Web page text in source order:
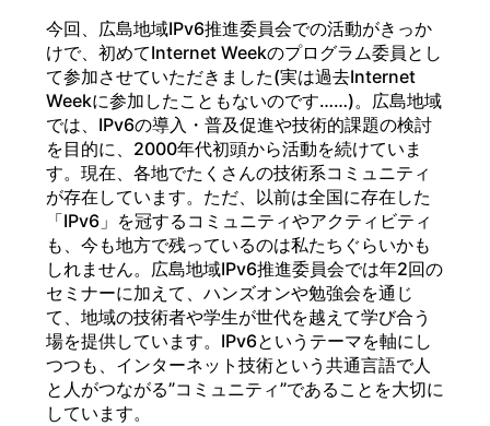
今回、広島地域IPv6推進委員会での活動がきっか
けで、初めてInternet Weekのプログラム委員とし
て参加させていただきました(実は過去Internet
Weekに参加したこともないのです……)。広島地域
では、IPv6の導入・普及促進や技術的課題の検討
を目的に、2000年代初頭から活動を続けていま
す。現在、各地でたくさんの技術系コミュニティ
が存在しています。ただ、以前は全国に存在した
「IPv6」を冠するコミュニティやアクティビティ
も、今も地方で残っているのは私たちぐらいかも
しれません。広島地域IPv6推進委員会では年2回の
セミナーに加えて、ハンズオンや勉強会を通じ
て、地域の技術者や学生が世代を越えて学び合う
場を提供しています。IPv6というテーマを軸にし
つつも、インターネット技術という共通言語で人
と人がつながる”コミュニティ”であることを大切に
しています。